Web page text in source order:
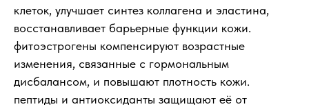
клеток, улучшает синтез коллагена и эластина,
восстанавливает барьерные функции кожи.
фитоэстрогены компенсируют возрастные
изменения, связанные с гормональным
дисбалансом, и повышают плотность кожи.
пептиды и антиоксиданты защищают её от